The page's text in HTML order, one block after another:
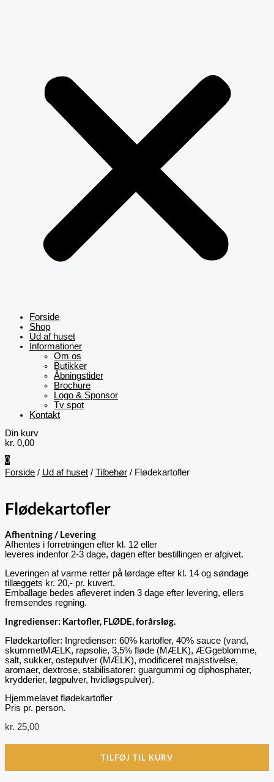
Forside
Shop
Ud af huset
Informationer
Om os
Butikker
Åbningstider
Brochure
Logo & Sponsor
Tv spot
Kontakt
Din kurv
kr. 0,00
0
Forside / Ud af huset / Tilbehør / Flødekartofler
Flødekartofler
Afhentning / Levering
Afhentes i forretningen efter kl. 12 eller
leveres indenfor 2-3 dage, dagen efter bestillingen er afgivet.
Leveringen af varme retter på lørdage efter kl. 14 og søndage
tillæggets kr. 20,- pr. kuvert.
Emballage bedes afleveret inden 3 dage efter levering, ellers
fremsendes regning.
Ingredienser: Kartofler, FLØDE, forårsløg.
Flødekartofler: Ingredienser: 60% kartofler, 40% sauce (vand,
skummetMÆLK, rapsolie, 3,5% fløde (MÆLK), ÆGgeblomme,
salt, sukker, ostepulver (MÆLK), modificeret majsstivelse,
aromaer, dextrose, stabilisatorer: guargummi og diphosphater,
krydderier, løgpulver, hvidløgspulver).
Hjemmelavet flødekartofler
Pris pr. person.
kr. 25,00
TILFØJ TIL KURV